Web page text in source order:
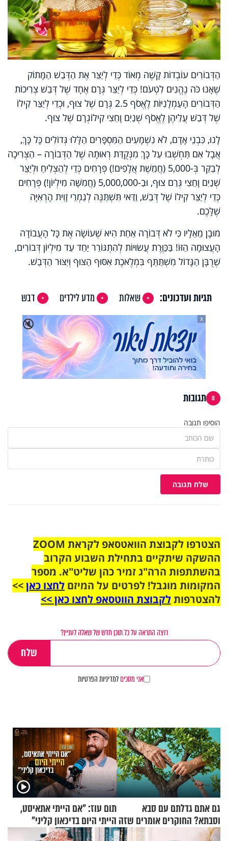
הַדְּבוֹרִים עוֹבְדוֹת קָשֶׁה מְאוֹד כְּדֵי לְיַצֵּר אֶת הַדְּבַשׁ הַמָּתוֹק
שֶׁאָנוּ כֹּה נֶהֱנִים לִטְעֹם! כְּדֵי לְיַצֵּר גְּרָם אֶחָד שֶׁל דְּבַשׁ צְרִיכוֹת
הַדְּבוֹרִים הָעַמְלָנִיּוֹת לֶאֱסֹף 2.5 גְּרָם שֶׁל צוּף, וּכְדֵי לְיַצֵּר קִילוֹ
שֶׁל דְּבַשׁ עֲלֵיהֶן לֶאֱסֹף שְׁנַיִם וָחֵצִי קִילוֹגְרָם שֶׁל צוּף.
לָנוּ, כִּבְנֵי אָדָם, לֹא נִשְׁמָעִים הַמִּסְפָּרִים הַלָּלוּ גְּדוֹלִים כָּל כָּךְ,
אֲבָל אִם תַּחְשְׁבוּ עַל כָּךְ מִנְּקֻדַּת רְאוּתָהּ שֶׁל הַדְּבוֹרָה – הַצְּרִיכָה
לְבַקֵּר בְּ-5,000 (חֲמֵשֶׁת אֲלָפִים!) פְּרָחִים כְּדֵי לְהַצְלִיחַ וּלְיַצֵּר
שְׁנַיִם וָחֵצִי גְּרַם צוּף, וּבַ-5,000,000 (חֲמִשָּׁה מִילְיוֹן!) פְּרָחִים
כְּדֵי לְיַצֵּר קִילוֹ שֶׁל דְּבַשׁ, וַדַּאי תִּשְׁתַּנֶּה לְגַמְרֵי זָוִית הָרְאִיָּה
שֶׁלָּכֶם.
מוּבָן מֵאֵלָיו כִּי לֹא דְּבוֹרָה אַחַת הִיא שֶׁעוֹשָׂה אֶת כָּל הָעֲבוֹדָה
הָעֲצוּמָה הַזּוֹ! בַּכַּוֶּרֶת עֲשׂוּיוֹת לְהִתְגּוֹרֵר יַחַד עַד מִילְיוֹן דְּבוֹרִים,
שֶׁרֻבָּן הַגָּדוֹל מִשְׁתַּתֵּף בִּמְלֶאכֶת אִסּוּף הַצּוּף וְיִצּוּר הַדְּבַשׁ.
תגיות ועדכונים: שאלות מדע לילדים
דבש
🔇
X
0 תגובות
הוסיפו תגובה
שלח תגובה
הצטרפו לקבוצת הוואטסאפ לקראת ZOOM
ההשקה שיתקיים בתחילת השבוע הקרוב
בהשתתפות הרה"ג זמיר כהן שליט"א. מספר
המקומות מוגבל! לפרטים על המיזם לחצו כאן>>
להצטרפותלקבוצת הווטסאפ לחצו כאן >>
רוצה התראה על כל תוכן חדש של שאלה לעניין?
אני מסכיםלמדיניות הפרטיות
גם אתם גדלתם עם סבא
וסבתא? החוקרים אומרים שזה
מתכון מנצח
תום עוז: "אם הייתי אתאיסט,
הייתי היום בדיכאון קליני"